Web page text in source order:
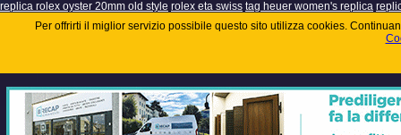
replica rolex oyster 20mm old style rolex eta swiss tag heuer women's replica
Per offrirti il miglior servizio possibile questo sito utilizza cookies.